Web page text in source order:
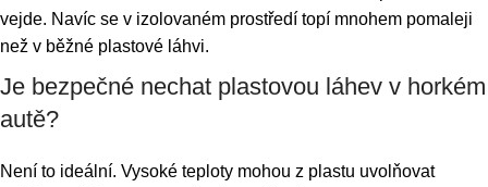
vejde. Navíc se v izolovaném prostředí topí mnohem pomaleji
než v běžné plastové láhvi.
Je bezpečné nechat plastovou láhev v horkém
autě?
Není to ideální. Vysoké teploty mohou z plastu uvolňovat